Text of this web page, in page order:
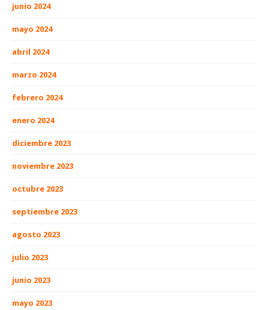
junio 2024
mayo 2024
abril 2024
marzo 2024
febrero 2024
enero 2024
diciembre 2023
noviembre 2023
octubre 2023
septiembre 2023
agosto 2023
julio 2023
junio 2023
mayo 2023